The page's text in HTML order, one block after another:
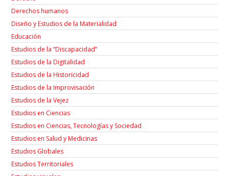
Derechos humanos
Diseño y Estudios de la Materialidad
Educación
Estudios de la “Discapacidad”
Estudios de la Digitalidad
Estudios de la Historicidad
Estudios de la Improvisación
Estudios de la Vejez
Estudios en Ciencias
Estudios en Ciencias, Tecnologías y Sociedad
Estudios en Salud y Medicinas
Estudios Globales
Estudios Territoriales